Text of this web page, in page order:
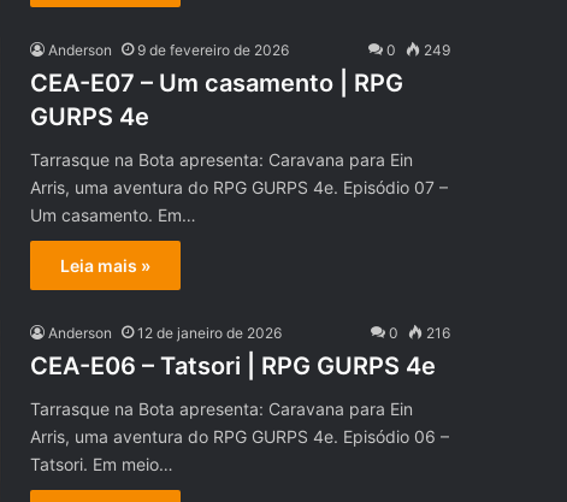
Anderson 9 de fevereiro de 2026 0 249
CEA-E07 – Um casamento | RPG
GURPS 4e
Tarrasque na Bota apresenta: Caravana para Ein
Arris, uma aventura do RPG GURPS 4e. Episódio 07 –
Um casamento. Em…
Leia mais »
Anderson 12 de janeiro de 2026 0 216
CEA-E06 – Tatsori | RPG GURPS 4e
Tarrasque na Bota apresenta: Caravana para Ein
Arris, uma aventura do RPG GURPS 4e. Episódio 06 –
Tatsori. Em meio…